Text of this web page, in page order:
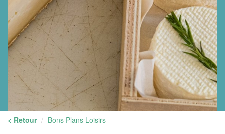
< Retour Bons Plans Loisirs